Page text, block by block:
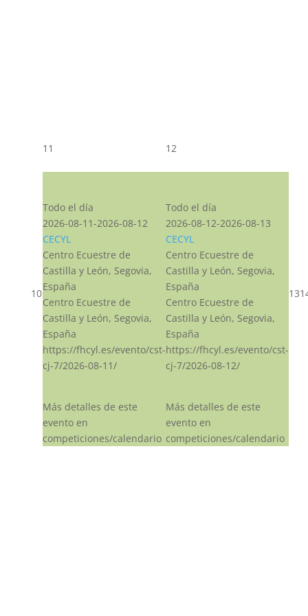
10
11
Todo el día
2026-08-11-2026-08-12
CECYL
Centro Ecuestre de
Castilla y León, Segovia,
España
Centro Ecuestre de
Castilla y León, Segovia,
España
https://fhcyl.es/evento/cst-
cj-7/2026-08-11/
Más detalles de este
evento en
competiciones/calendario
12
Todo el día
2026-08-12-2026-08-13
CECYL
Centro Ecuestre de
Castilla y León, Segovia,
España
Centro Ecuestre de
Castilla y León, Segovia,
España
https://fhcyl.es/evento/cst-
cj-7/2026-08-12/
Más detalles de este
evento en
competiciones/calendario
13